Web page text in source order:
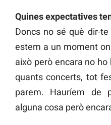
Quines expectatives
Doncs no sé què dir-
estem a un moment
això però encara no
quants concerts, tot
parem. Hauríem de
alguna cosa però